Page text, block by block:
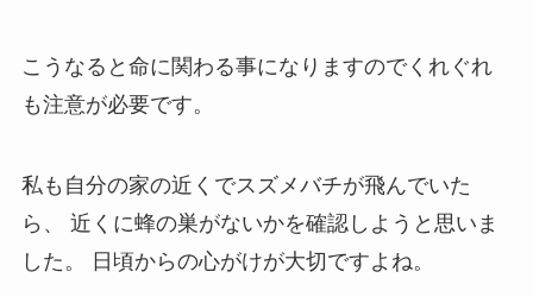
こうなると命に関わる事になりますのでくれぐれ
も注意が必要です。
私も自分の家の近くでスズメバチが飛んでいた
ら、
近くに蜂の巣がないかを確認しようと思いま
した。
日頃からの心がけが大切ですよね。